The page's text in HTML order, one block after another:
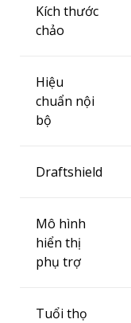
Kích thước
chảo
Hiệu
chuẩn nội
bộ
Draftshield
Mô hình
hiển thị
phụ trợ
Tuổi thọ